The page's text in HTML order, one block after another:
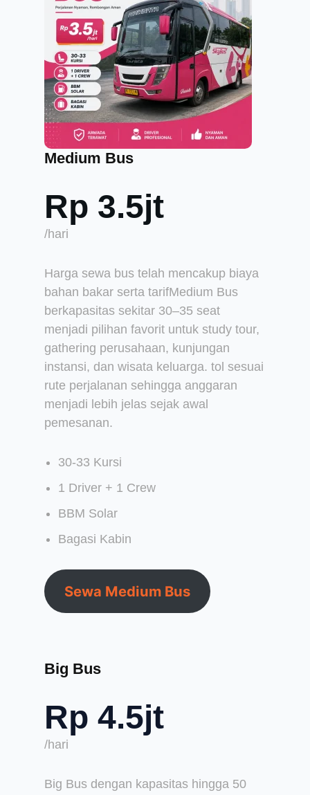
Medium Bus
Rp 3.5jt
/hari
Harga sewa bus telah mencakup biaya
bahan bakar serta tarifMedium Bus
berkapasitas sekitar 30–35 seat
menjadi pilihan favorit untuk study tour,
gathering perusahaan, kunjungan
instansi, dan wisata keluarga. tol sesuai
rute perjalanan sehingga anggaran
menjadi lebih jelas sejak awal
pemesanan.
30-33 Kursi
1 Driver + 1 Crew
BBM Solar
Bagasi Kabin
Sewa Medium Bus
Big Bus
Rp 4.5jt
/hari
Big Bus dengan kapasitas hingga 50